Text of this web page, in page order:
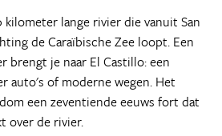
kilometer lange rivier die vanuit San
de Caraïbische Zee loopt. Een
je naar El Castillo: een
auto's of moderne wegen. Het
een zeventiende eeuws fort dat
over de rivier.